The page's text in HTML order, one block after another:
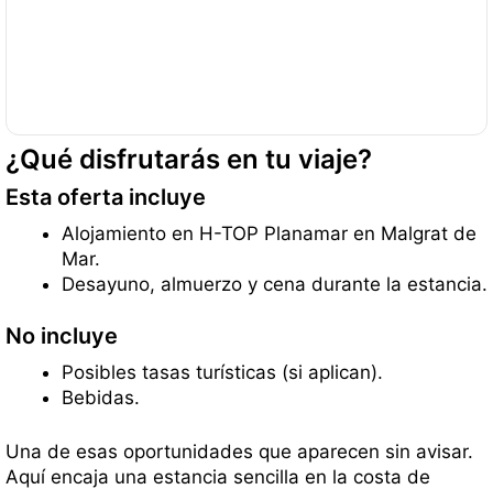
¿Qué disfrutarás en tu viaje?
Esta oferta incluye
Alojamiento en H-TOP Planamar en Malgrat de
Mar.
Desayuno, almuerzo y cena durante la estancia.
No incluye
Posibles tasas turísticas (si aplican).
Bebidas.
Una de esas oportunidades que aparecen sin avisar.
Aquí encaja una estancia sencilla en la costa de